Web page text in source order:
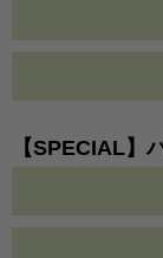
【SPECIAL】